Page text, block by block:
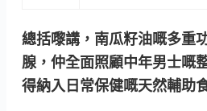
總括嚟講，南瓜籽油嘅多重
腺，仲全面照顧中年男士嘅
得納入日常保健嘅天然輔助